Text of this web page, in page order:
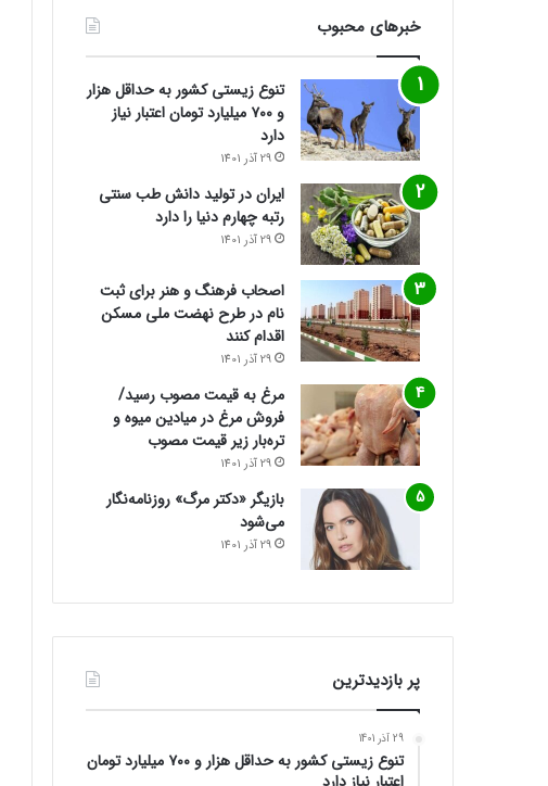
خبرهای محبوب
تنوع زیستی کشور به حداقل هزار
و ۷۰۰ میلیارد تومان اعتبار نیاز
دارد
29 آذر 1401
ایران در تولید دانش طب سنتی
رتبه چهارم دنیا را دارد
29 آذر 1401
اصحاب فرهنگ و هنر برای ثبت
نام در طرح نهضت ملی مسکن
اقدام کنند
29 آذر 1401
مرغ به قیمت مصوب رسید/
فروش مرغ در میادین میوه و
تره‌بار زیر قیمت مصوب
29 آذر 1401
بازیگر «دکتر مرگ» روزنامه‌نگار
می‌شود
29 آذر 1401
پر بازدیدترین
29 آذر 1401
تنوع زیستی کشور به حداقل هزار و ۷۰۰ میلیارد تومان